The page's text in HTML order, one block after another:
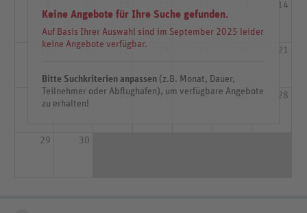
Keine Angebote für Ihre Suche gefunden.
Auf Basis Ihrer Auswahl sind im September 2025 leider
keine Angebote verfügbar.
Bitte Suchkriterien anpassen (z.B. Monat, Dauer,
Teilnehmer oder Abflughafen), um verfügbare Angebote
zu erhalten!
14
15 16 17 21
22 23 24 25 26 27 28
29 30